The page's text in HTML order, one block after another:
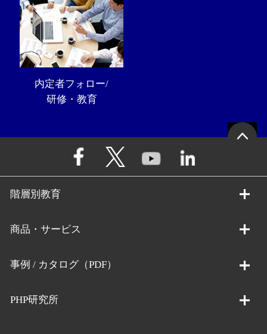
内定者フォロー/
研修・教育
階層別教育
商品・サービス
事例 / カタログ（PDF）
PHP研究所